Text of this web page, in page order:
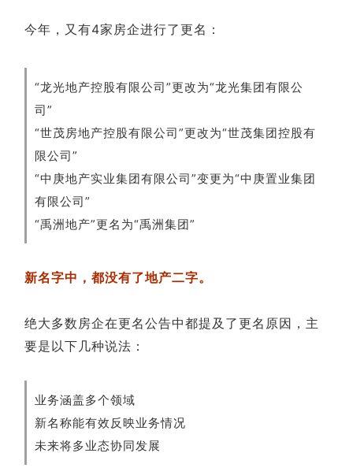
今年，又有4家房企进行了更名：
“龙光地产控股有限公司”更改为“龙光集团有限公
司”
“世茂房地产控股有限公司”更改为“世茂集团控股有
限公司”
“中庚地产实业集团有限公司”变更为“中庚置业集团
有限公司”
“禹洲地产”更名为“禹洲集团”
新名字中，都没有了地产二字。
绝大多数房企在更名公告中都提及了更名原因，主
要是以下几种说法：
业务涵盖多个领域
新名称能有效反映业务情况
未来将多业态协同发展